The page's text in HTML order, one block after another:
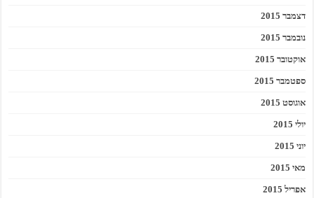
דצמבר 2015
נובמבר 2015
אוקטובר 2015
ספטמבר 2015
אוגוסט 2015
יולי 2015
יוני 2015
מאי 2015
אפריל 2015